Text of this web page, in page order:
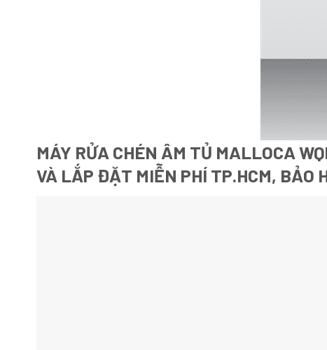
MÁY RỬA CHÉN ÂM TỦ MALLOCA
VÀ LẮP ĐẶT MIỄN PHÍ TP.HCM, BẢO